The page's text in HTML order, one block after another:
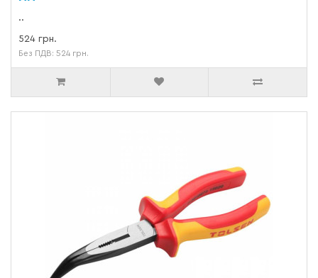
..
524 грн.
Без ПДВ: 524 грн.